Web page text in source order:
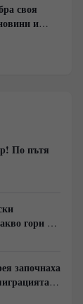
своя
и
на
по
По пътя
гори в
започнаха